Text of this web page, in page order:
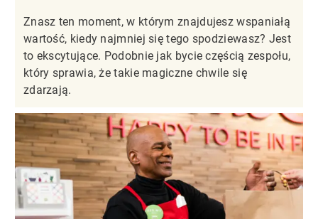
Znasz ten moment, w którym znajdujesz wspaniałą
wartość, kiedy najmniej się tego spodziewasz? Jest
to ekscytujące. Podobnie jak bycie częścią zespołu,
który sprawia, że takie magiczne chwile się
zdarzają.